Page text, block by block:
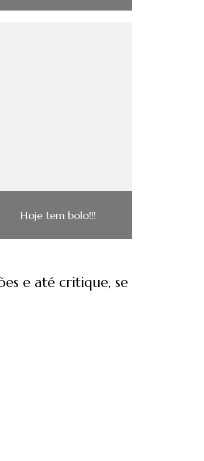
Hoje tem bolo!!!
e até critique, se